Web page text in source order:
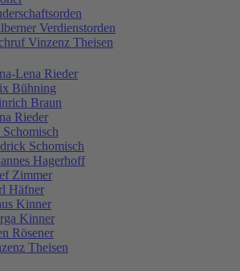
Verdienstorden
Vinzenz Theisen
Lena Rieder
Bühning
Braun
Rieder
Schomisch
Schomisch
Hagerhoff
Zimmer
Häfner
Kinner
Kinner
Rösener
Theisen